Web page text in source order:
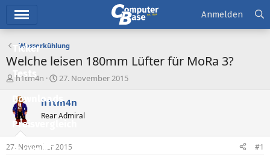
Ticker
Tests
Downloads
Preisvergleich
Forum
Anmelden
Wasserkühlung
Welche leisen 180mm Lüfter für MoRa 3?
E
s
t
e
h1tm4n
E
s
e
l
27. November 2015
h1tm4n
Rear Admiral
27. November 2015 #1